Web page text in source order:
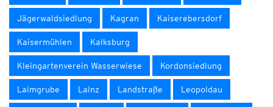
Jägerwaldsiedlung Kagran Kaiserebersdorf
Kaisermühlen Kalksburg
Kleingartenverein Wasserwiese Kordonsiedlung
Laimgrube Lainz Landstraße Leopoldau